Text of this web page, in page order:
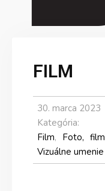
FILM
30. marca 2023
Kategória:
Film, Foto,
Vizuálne umenie